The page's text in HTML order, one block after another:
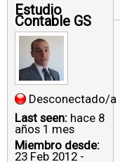
Estudio
Contable GS
Desconectado/a
Last seen: hace 8
años 1 mes
Miembro desde:
23 Feb 2012 -